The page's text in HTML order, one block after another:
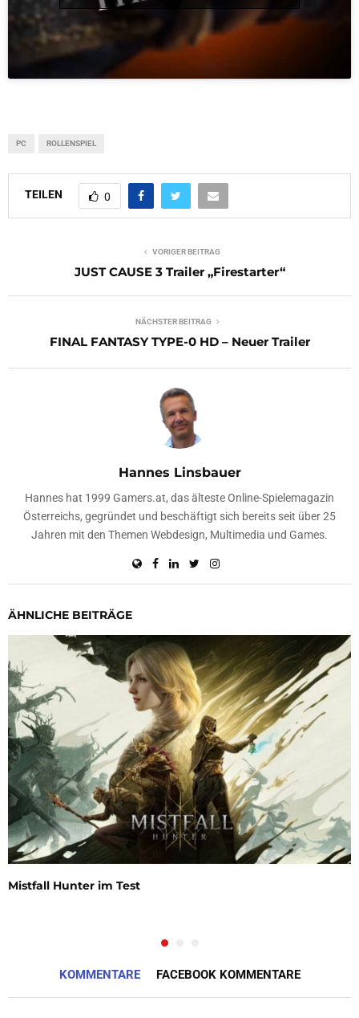
PC ROLLENSPIEL
TEILEN 0
VORIGER BEITRAG
JUST CAUSE 3 Trailer „Firestarter“
NÄCHSTER BEITRAG
FINAL FANTASY TYPE-0 HD – Neuer Trailer
Hannes Linsbauer
Hannes hat 1999 Gamers.at, das älteste Online-Spielemagazin
Österreichs, gegründet und beschäftigt sich bereits seit über 25
Jahren mit den Themen Webdesign, Multimedia und Games.
ÄHNLICHE BEITRÄGE
Mistfall Hunter im Test
KOMMENTARE FACEBOOK KOMMENTARE